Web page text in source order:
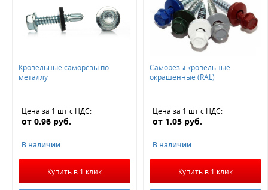
Кровельные саморезы по
металлу
Цена за 1 штс НДС:
от 0.96 руб.
В наличии
Купить в 1 клик
Саморезы кровельные
окрашенные (RAL)
Цена за 1 штс НДС:
от 1.05 руб.
В наличии
Купить в 1 клик